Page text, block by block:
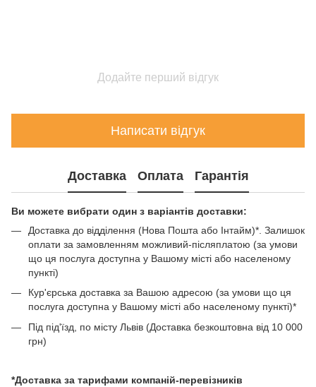
Додайте перший відгук
Написати відгук
Доставка Оплата Гарантія
Ви можете вибрати один з варіантів доставки:
Доставка до відділення (Нова Пошта або Інтайм)*. Залишок
оплати за замовленням можливий-післяплатою (за умови
що ця послуга доступна у Вашому місті або населеному
пункті)
Кур'єрська доставка за Вашою адресою (за умови що ця
послуга доступна у Вашому місті або населеному пункті)*
Під під'їзд, по місту Львів (Доставка безкоштовна від 10 000
грн)
*Доставка за тарифами компаній-перевізників